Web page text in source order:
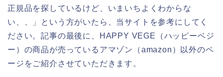
正規品を探しているけど、いまいちよくわからな
い、、」という方がいたら、当サイトを参考にしてく
ださい。記事の最後に、HAPPY VEGE（ハッピーベジ
ー）の商品が売っているアマゾン（amazon）以外のペ
ージをご紹介させていただきます。